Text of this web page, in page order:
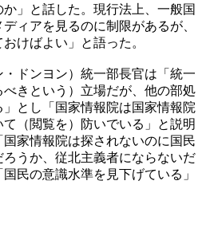
」と話した。現行法上、一般国
ィアを見るのに制限があるが、
けばよい」と語った。
ドンヨン）統一部長官は「統一
きという）立場だが、他の部処
とし「国家情報院は国家情報院
（閲覧を）防いでいる」と説明
家情報院は探されないのに国民
うか、従北主義者にならないだ
民の意識水準を見下げている」